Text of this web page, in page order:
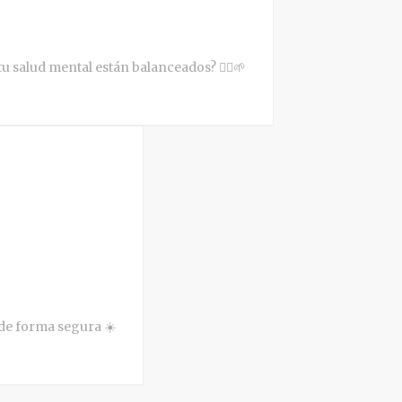
salud mental están balanceados? 🧘‍♀️🌱
forma segura ☀️